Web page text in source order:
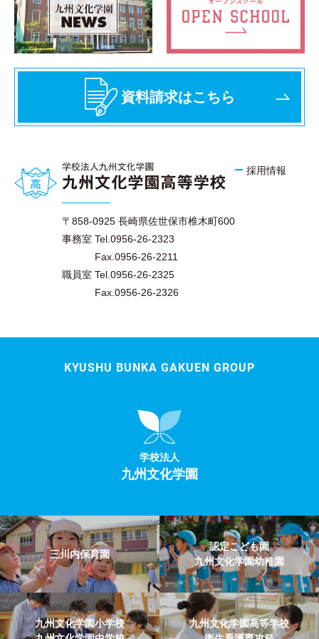
資料請求はこちら
〒858-0925 長崎県佐世保市椎木町600
事務室 Tel.0956-26-2323
Fax.0956-26-2211
職員室 Tel.0956-26-2325
Fax.0956-26-2326
採用情報
KYUSHU BUNKA GAKUEN GROUP
学校法人
九州文化学園
三川内保育園
認定こども園
九州文化学園幼稚園
九州文化学園小学校
九州文化学園高等学校